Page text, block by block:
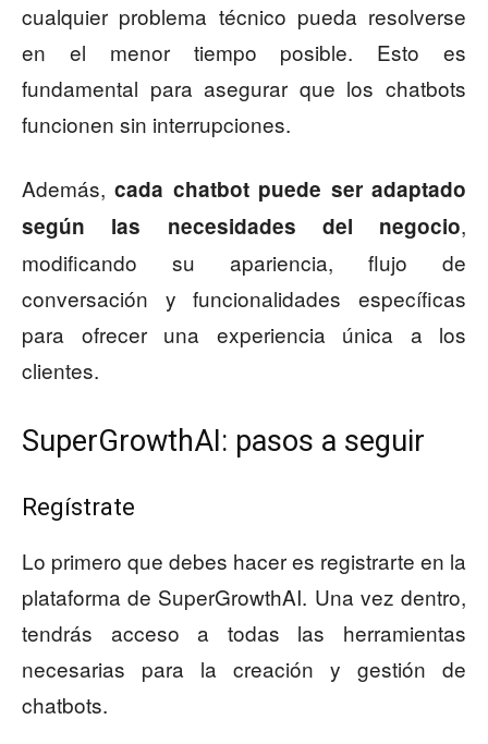
cualquier problema técnico pueda resolverse
en el menor tiempo posible. Esto es
fundamental para asegurar que los chatbots
funcionen sin interrupciones.
Además,cada chatbot puede ser adaptado
según las necesidades del negocio,
modificando su apariencia, flujo de
conversación y funcionalidades específicas
para ofrecer una experiencia única a los
clientes.
SuperGrowthAI: pasos a seguir
Regístrate
Lo primero que debes hacer es registrarte en la
plataforma de SuperGrowthAI. Una vez dentro,
tendrás acceso a todas las herramientas
necesarias para la creación y gestión de
chatbots.